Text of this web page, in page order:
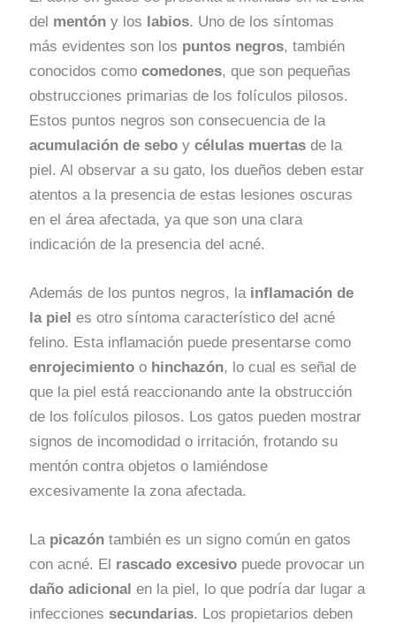
del mentóny los labios. Uno de los síntomas
más evidentes son los puntos negros, también
conocidos comocomedones, que son pequeñas
obstrucciones primarias de los folículos pilosos.
Estos puntos negros son consecuencia de la
acumulación de seboycélulas muertasde la
piel. Al observar a su gato, los dueños deben estar
atentos a la presencia de estas lesiones oscuras
en el área afectada, ya que son una clara
indicación de la presencia del acné.
Además de los puntos negros, lainflamación de
la piel es otro síntoma característico del acné
felino. Esta inflamación puede presentarse como
enrojecimientoo hinchazón, lo cual es señal de
que la piel está reaccionando ante la obstrucción
de los folículos pilosos. Los gatos pueden mostrar
signos de incomodidad o irritación, frotando su
mentón contra objetos o lamiéndose
excesivamente la zona afectada.
La picazóntambién es un signo común en gatos
con acné. El rascado excesivo puede provocar un
daño adicionalen la piel, lo que podría dar lugar a
infeccionessecundarias. Los propietarios deben